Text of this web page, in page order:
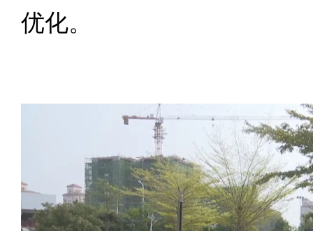
优化。